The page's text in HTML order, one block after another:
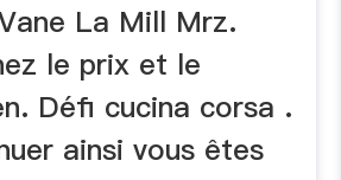
La Mill Mrz.
le prix et le
Défi cucina corsa .
ainsi vous êtes